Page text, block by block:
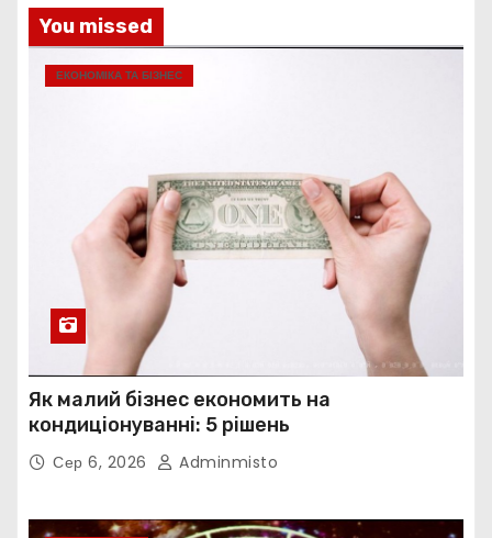
You missed
ЕКОНОМІКА ТА БІЗНЕС
Як малий бізнес економить на
кондиціонуванні: 5 рішень
Сер 6, 2026 Adminmisto